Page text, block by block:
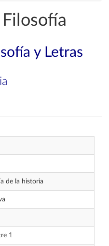
y Letras
de la historia
1